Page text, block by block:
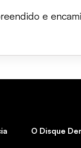
e
O Disque